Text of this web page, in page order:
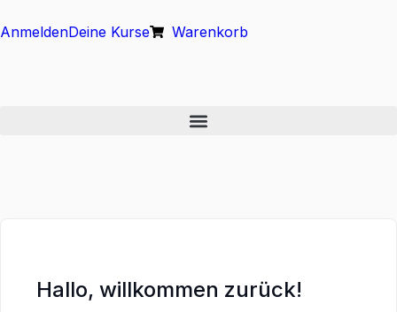
AnmeldenDeine Kurse Warenkorb
Hallo, willkommen zurück!